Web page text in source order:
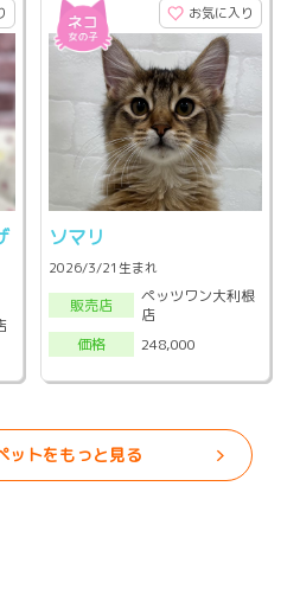
お気に入り
ソマリ
2026/3/21生まれ
販売店
ペッツワン大利根
店
価格
248,000
ットをもっと見る